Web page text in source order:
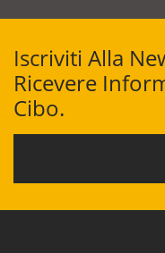
Iscriviti Alla
Ricevere
Cibo.